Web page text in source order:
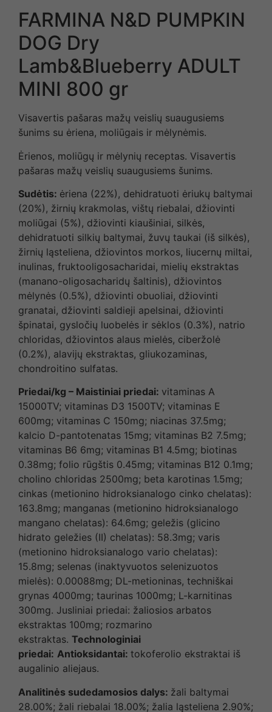
FARMINA N&D PUMPKIN
DOG Dry
Lamb&Blueberry ADULT
MINI 800 gr
Visavertis pašaras mažų veislių suaugusiems
šunims su ėriena, moliūgais ir mėlynėmis.
Ėrienos, moliūgų ir mėlynių receptas. Visavertis
pašaras mažų veislių suaugusiems šunims.
Sudėtis: ėriena (22%), dehidratuoti ėriukų baltymai
(20%), žirnių krakmolas, vištų riebalai, džiovinti
moliūgai (5%), džiovinti kiaušiniai, silkės,
dehidratuoti silkių baltymai, žuvų taukai (iš silkės),
žirnių ląsteliena, džiovintos morkos, liucernų miltai,
inulinas, fruktooligosacharidai, mielių ekstraktas
(manano-oligosacharidų šaltinis), džiovintos
mėlynės (0.5%), džiovinti obuoliai, džiovinti
granatai, džiovinti saldieji apelsinai, džiovinti
špinatai, gysločių luobelės ir sėklos (0.3%), natrio
chloridas, džiovintos alaus mielės, ciberžolė
(0.2%), alavijų ekstraktas, gliukozaminas,
chondroitino sulfatas.
Priedai/kg – Maistiniai priedai: vitaminas A
15000TV; vitaminas D3 1500TV; vitaminas E
600mg; vitaminas C 150mg; niacinas 37.5mg;
kalcio D-pantotenatas 15mg; vitaminas B2 7.5mg;
vitaminas B6 6mg; vitaminas B1 4.5mg; biotinas
0.38mg; folio rūgštis 0.45mg; vitaminas B12 0.1mg;
cholino chloridas 2500mg; beta karotinas 1.5mg;
cinkas (metionino hidroksianalogo cinko chelatas):
163.8mg; manganas (metionino hidroksianalogo
mangano chelatas): 64.6mg; geležis (glicino
hidrato geležies (II) chelatas): 58.3mg; varis
(metionino hidroksianalogo vario chelatas):
15.8mg; selenas (inaktyvuotos selenizuotos
mielės): 0.00088mg; DL-metioninas, techniškai
grynas 4000mg; taurinas 1000mg; L-karnitinas
300mg. Jusliniai priedai: žaliosios arbatos
ekstraktas 100mg; rozmarino
ekstraktas. Technologiniai
priedai: Antioksidantai: tokoferolio ekstraktai iš
augalinio aliejaus.
Analitinės sudedamosios dalys: žali baltymai
28.00%; žali riebalai 18.00%; žalia ląsteliena 2.90%;